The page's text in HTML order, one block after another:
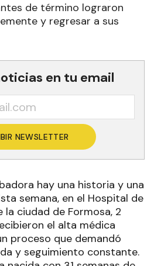
de término lograron
y regresar a sus
en tu email
NEWSLETTER
hay una historia y una
semana, en el Hospital de
la ciudad de Formosa, 2
el alta médica
proceso que demandó
y seguimiento constante.